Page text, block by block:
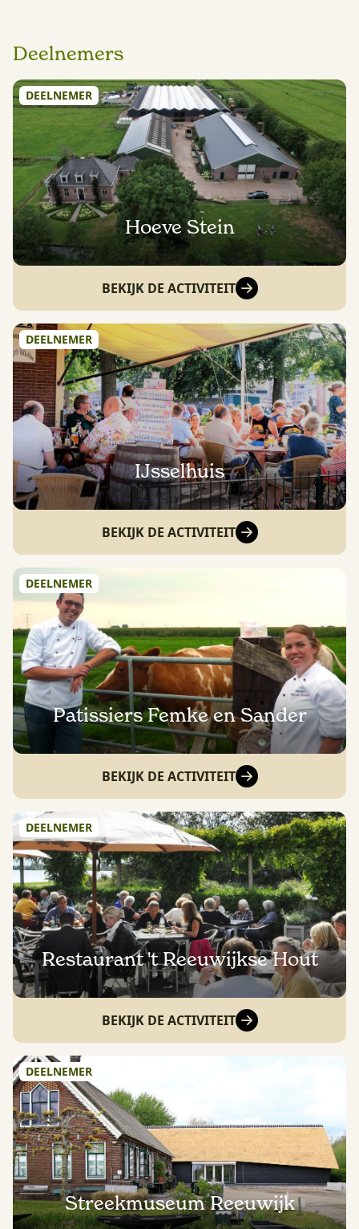
Deelnemers
DEELNEMER
Hoeve Stein
BEKIJK DE ACTIVITEIT
DEELNEMER
IJsselhuis
BEKIJK DE ACTIVITEIT
DEELNEMER
Patissiers Femke en Sander
BEKIJK DE ACTIVITEIT
DEELNEMER
Restaurant 't Reeuwijkse Hout
BEKIJK DE ACTIVITEIT
DEELNEMER
Streekmuseum Reeuwijk